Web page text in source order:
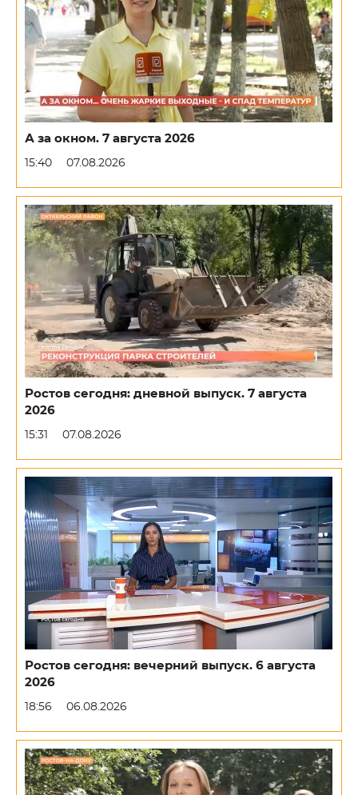
А за окном. 7 августа 2026
15:40 07.08.2026
Ростов сегодня: дневной выпуск. 7 августа
2026
15:31 07.08.2026
Ростов сегодня: вечерний выпуск. 6 августа
2026
18:56 06.08.2026